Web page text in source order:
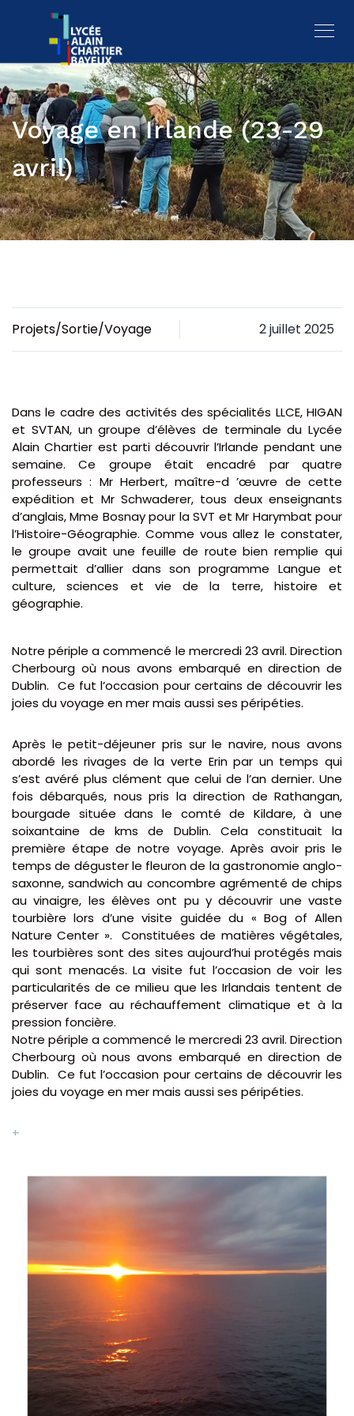
Voyage en Irlande (23-29
avril)
Projets/Sortie/Voyage 2 juillet 2025
Dans le cadre des activités des spécialités LLCE, HIGAN
et SVTAN, un groupe d’élèves de terminale du Lycée
Alain Chartier est parti découvrir l’Irlande pendant une
semaine. Ce groupe était encadré par quatre
professeurs : Mr Herbert, maître-d ’œuvre de cette
expédition et Mr Schwaderer, tous deux enseignants
d’anglais, Mme Bosnay pour la SVT et Mr Harymbat pour
l’Histoire-Géographie. Comme vous allez le constater,
le groupe avait une feuille de route bien remplie qui
permettait d’allier dans son programme Langue et
culture, sciences et vie de la terre, histoire et
géographie.
Notre périple a commencé le mercredi 23 avril. Direction
Cherbourg où nous avons embarqué en direction de
Dublin. Ce fut l’occasion pour certains de découvrir les
joies du voyage en mer mais aussi ses péripéties.
Après le petit-déjeuner pris sur le navire, nous avons
abordé les rivages de la verte Erin par un temps qui
s’est avéré plus clément que celui de l’an dernier. Une
fois débarqués, nous pris la direction de Rathangan,
bourgade située dans le comté de Kildare, à une
soixantaine de kms de Dublin. Cela constituait la
première étape de notre voyage. Après avoir pris le
temps de déguster le fleuron de la gastronomie anglo-
saxonne, sandwich au concombre agrémenté de chips
au vinaigre, les élèves ont pu y découvrir une vaste
tourbière lors d’une visite guidée du « Bog of Allen
Nature Center ». Constituées de matières végétales,
les tourbières sont des sites aujourd’hui protégés mais
qui sont menacés. La visite fut l’occasion de voir les
particularités de ce milieu que les Irlandais tentent de
préserver face au réchauffement climatique et à la
pression foncière.
Notre périple a commencé le mercredi 23 avril. Direction
Cherbourg où nous avons embarqué en direction de
Dublin. Ce fut l’occasion pour certains de découvrir les
joies du voyage en mer mais aussi ses péripéties.
+